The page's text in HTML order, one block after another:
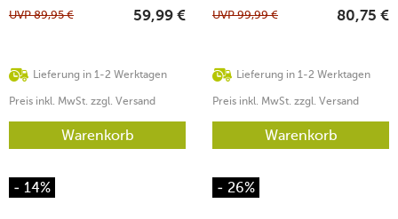
Lieferung in 1-2 Werktagen
UVP89,95 € 59,99 €
Preis inkl. MwSt. zzgl. Versand
Warenkorb
Lieferung in 1-2 Werktagen
UVP99,99 € 80,75 €
Preis inkl. MwSt. zzgl. Versand
Warenkorb
- 14% - 26%